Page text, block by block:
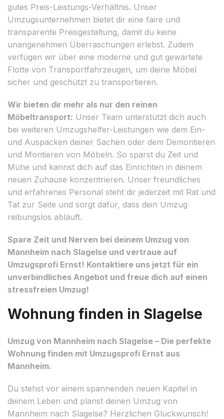
gutes Preis-Leistungs-Verhältnis. Unser
Umzugsunternehmen bietet dir eine faire und
transparente Preisgestaltung, damit du keine
unangenehmen Überraschungen erlebst. Zudem
verfügen wir über eine moderne und gut gewartete
Flotte von Transportfahrzeugen, um deine Möbel
sicher und geschützt zu transportieren.
Wir bieten dir mehr als nur den reinen
Möbeltransport: Unser Team unterstützt dich auch
bei weiteren Umzugshelfer-Leistungen wie dem Ein-
und Auspacken deiner Sachen oder dem Demontieren
und Montieren von Möbeln. So sparst du Zeit und
Mühe und kannst dich auf das Einrichten in deinem
neuen Zuhause konzentrieren. Unser freundliches
und erfahrenes Personal steht dir jederzeit mit Rat und
Tat zur Seite und sorgt dafür, dass dein Umzug
reibungslos abläuft.
Spare Zeit und Nerven bei deinem Umzug von
Mannheim nach Slagelse und vertraue auf
Umzugsprofi Ernst! Kontaktiere uns jetzt für ein
unverbindliches Angebot und freue dich auf einen
stressfreien Umzug!
Wohnung finden in Slagelse
Umzug von Mannheim nach Slagelse – Die perfekte
Wohnung finden mit Umzugsprofi Ernst aus
Mannheim.
Du stehst vor einem spannenden neuen Kapitel in
deinem Leben und planst deinen Umzug von
Mannheim nach Slagelse? Herzlichen Glückwunsch!